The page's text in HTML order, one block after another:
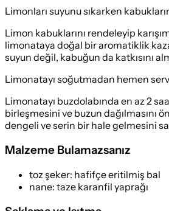
Limonları suyunu sıkarken
Limon kabuklarını rendeleyip
limonataya doğal bir aromatiklik
suyun değil, kabuğun da katkısını
Limonatayı soğutmadan hemen
Limonatayı buzdolabında en az 2
birleşmesini ve buzun dağılmasını
dengeli ve serin bir hale gelmesini
Malzeme Bulamazsanız
toz şeker: hafifçe eritilmiş bal
nane: taze karanfil yaprağı